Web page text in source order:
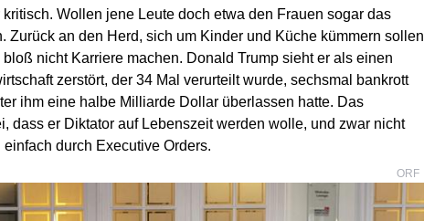
Wollen jene Leute doch etwa den Frauen sogar das
Zurück an den Herd, sich um Kinder und Küche kümmern sollen
nicht Karriere machen. Donald Trump sieht er als einen
zerstört, der 34 Mal verurteilt wurde, sechsmal bankrott
ihm eine halbe Milliarde Dollar überlassen hatte. Das
dass er Diktator auf Lebenszeit werden wolle, und zwar nicht
durch Executive Orders.
ORF